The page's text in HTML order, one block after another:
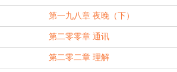
第一九八章 夜晚（下）
第二零零章 通讯
第二零二章 理解